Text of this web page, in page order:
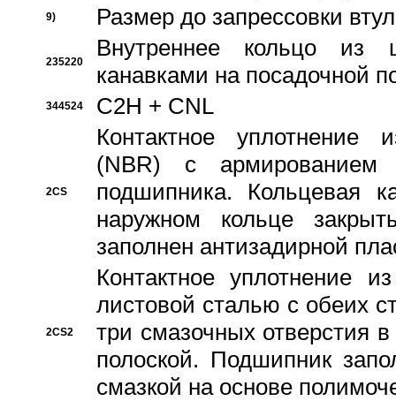
9) Размер до запрессовки
235220
Внутреннее кольцо из
канавками на посадочной
344524 C2H + CNL
2CS
Контактное уплотнение
(NBR) с
подшипника. Кольцевая
наружном кольце
заполнен антизадирной
2CS2
Контактное уплотнение
листовой сталью с обеих
три смазочных отверстия
полоской. Подшипник
смазкой на основе